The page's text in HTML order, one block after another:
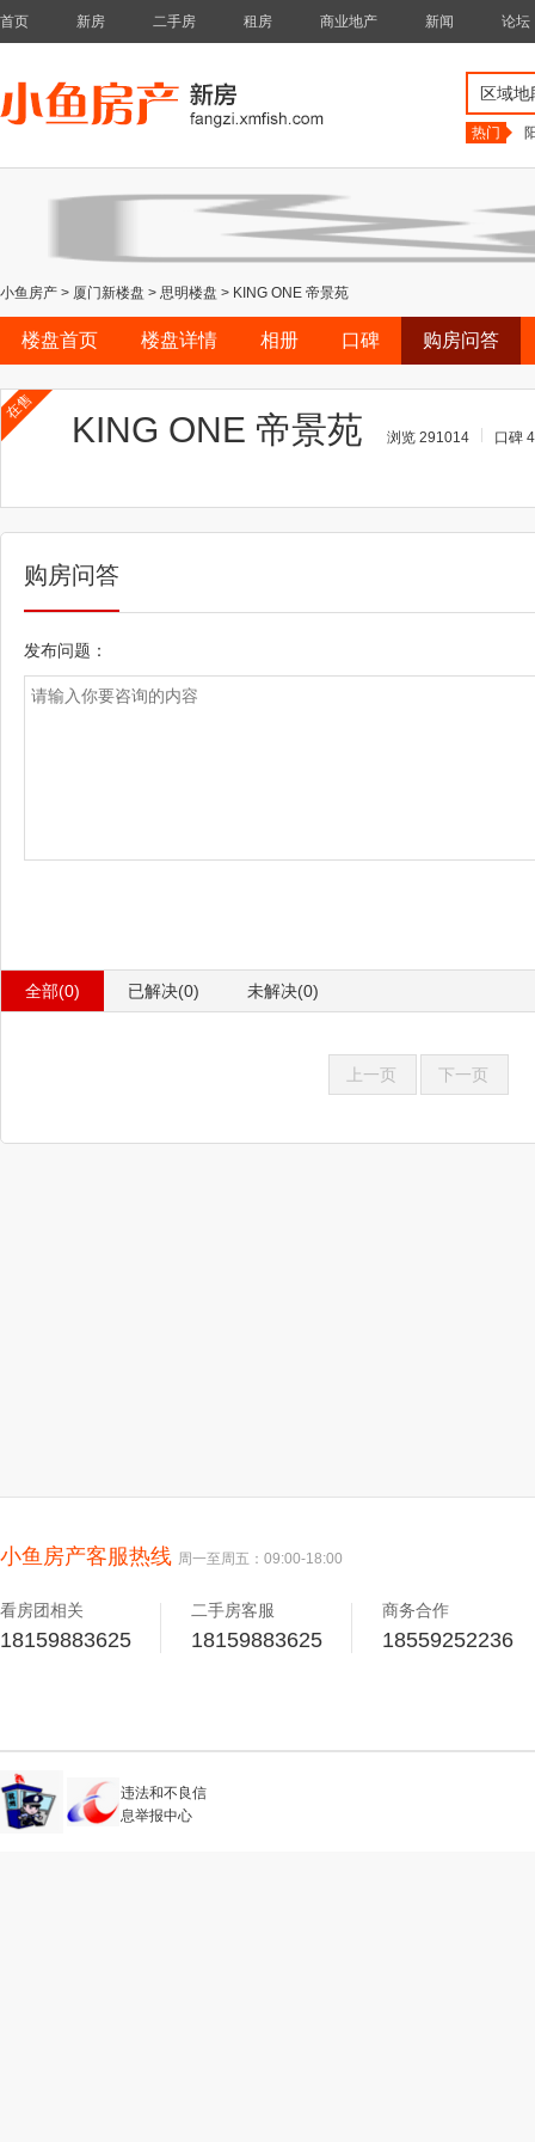
首页 新房 二手房 租房 商业地产 新闻 论坛
区域地
热门
小鱼房产 > 厦门新楼盘 > 思明楼盘 > KING ONE 帝景苑
楼盘首页 楼盘详情 相册 口碑 购房问答
在售
KING ONE 帝景苑 浏览 291014 口碑 4
购房问答
发布问题：
全部(0) 已解决(0) 未解决(0)
上一页 下一页
小鱼房产客服热线 周一至周五：09:00-18:00
看房团相关
18159883625
二手房客服
18159883625
商务合作
18559252236
违法和不良信
息举报中心